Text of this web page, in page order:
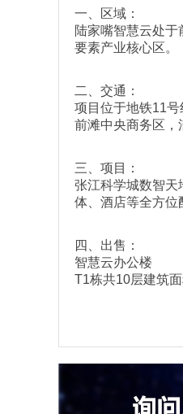
一、区域：
陆家嘴智慧云处
要素产业核心区。
二、交通：
项目位于地铁11
前滩中央商务区，
三、项目：
张江科学城数智天
体、酒店等全方位
四、出售：
智慧云办公楼
T1栋共10层建筑